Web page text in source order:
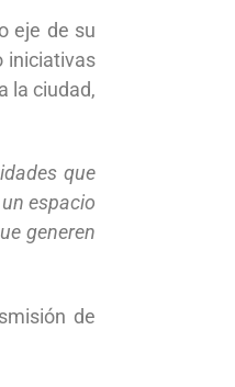
eje de su
iniciativas
la ciudad,
que
espacio
generen
de